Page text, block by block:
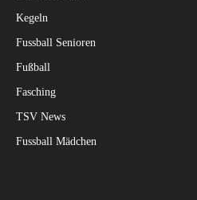
Kegeln
Fussball Senioren
Fußball
Fasching
TSV News
Fussball Mädchen